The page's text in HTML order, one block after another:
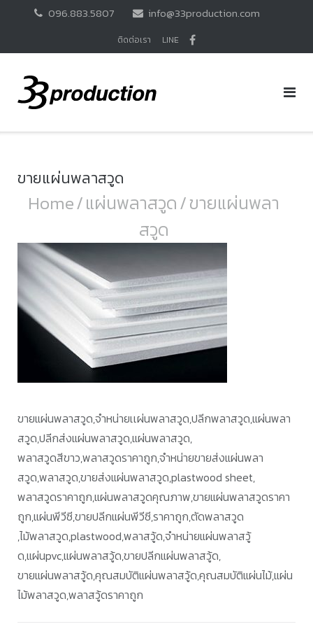
096.883.5807 info@33production.com
ติดต่อเรา LINE
ขายแผ่นพลาสวูด
Home/แผ่นพลาสวูด/ขายแผ่นพลา
สวูด
ขายแผ่นพลาสวูด,จำหน่ายเเผ่นพลาสวูด,ปลีกพลาสวูด,แผ่นพลา
สวูด,ปลีกส่งแผ่นพลาสวูด,แผ่นพลาสวูด,
พลาสวูดสีขาว,พลาสวูดราคาถูก,จำหน่ายขายส่งแผ่นพลา
สวูด,พลาสวูด,ขายส่งแผ่นพลาสวูด,plastwood sheet,
พลาสวูดราคาถูก,แผ่นพลาสวูดคุณภาพ,ขายแผ่นพลาสวูดราคา
ถูก,แผ่นพีวีซี,ขายปลีกแผ่นพีวีซี,ราคาถูก,ตัดพลาสวูด
,ไม้พลาสวูด,plastwood,พลาสวู้ด,จำหน่ายแผ่นพลาสวู้
ด,แผ่นpvc,แผ่นพลาสวู้ด,ขายปลีกแผ่นพลาสวู้ด,
ขายแผ่นพลาสวู้ด,คุณสมบัติแผ่นพลาสวู้ด,คุณสมบัติแผ่นไม้,แผ่น
ไม้พลาสวูด,พลาสวู้ดราคาถูก